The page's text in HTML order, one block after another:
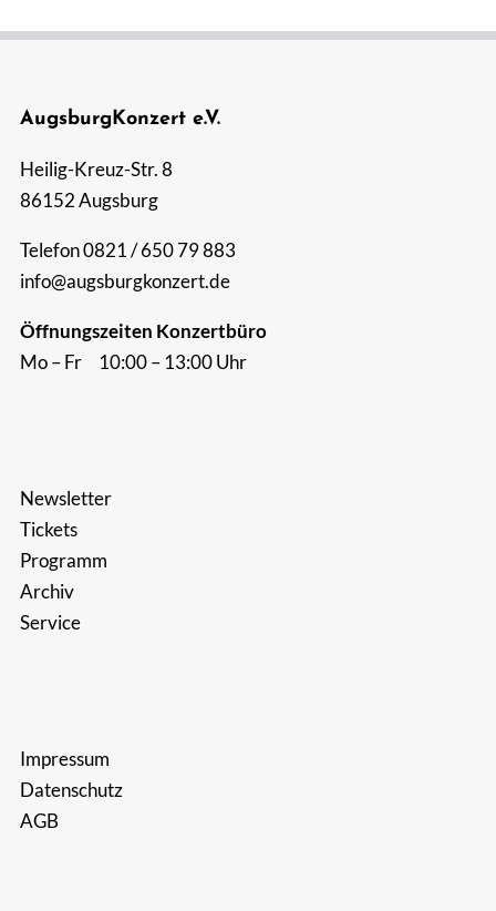
AugsburgKonzert e.V.
Heilig-Kreuz-Str. 8
86152 Augsburg
Telefon 0821 / 650 79 883
info@augsburgkonzert.de
Öffnungszeiten Konzertbüro
Mo – Fr 10:00 – 13:00 Uhr
Newsletter
Tickets
Programm
Archiv
Service
Impressum
Datenschutz
AGB